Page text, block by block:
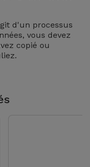
d'un processus
vous devez
copié ou